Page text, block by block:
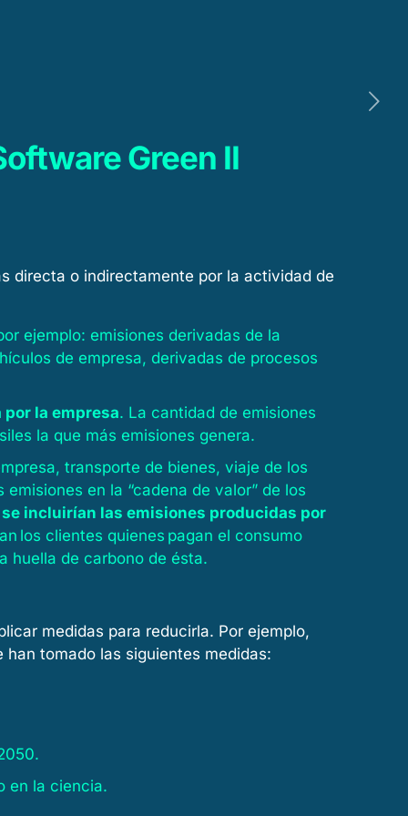
Green II
directa o indirectamente por la actividad de
ejemplo: emisiones derivadas de la
de empresa, derivadas de procesos
la empresa. La cantidad de emisiones
la que más emisiones genera.
transporte de bienes, viaje de los
en la “cadena de valor” de los
incluirían las emisiones producidas por
los clientes quienes pagan el consumo
huella de carbono de ésta.
medidas para reducirla. Por ejemplo,
tomado las siguientes medidas:
en la ciencia.